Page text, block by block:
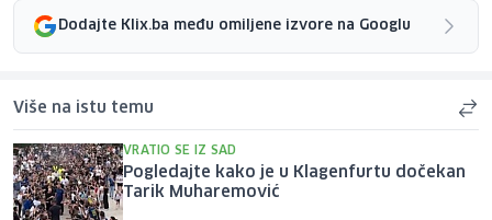
Dodajte Klix.ba među omiljene izvore na Googlu
Više na istu temu
VRATIO SE IZ SAD
Pogledajte kako je u Klagenfurtu dočekan
Tarik Muharemović